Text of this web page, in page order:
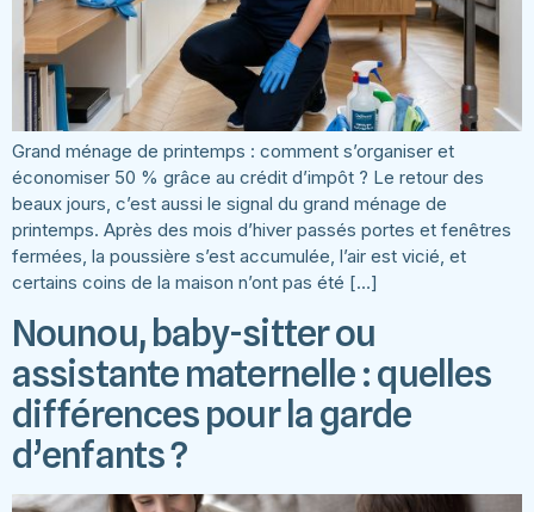
Grand ménage de printemps : comment s’organiser et
économiser 50 % grâce au crédit d’impôt ? Le retour des
beaux jours, c’est aussi le signal du grand ménage de
printemps. Après des mois d’hiver passés portes et fenêtres
fermées, la poussière s’est accumulée, l’air est vicié, et
certains coins de la maison n’ont pas été […]
Nounou, baby-sitter ou
assistante maternelle : quelles
différences pour la garde
d’enfants ?